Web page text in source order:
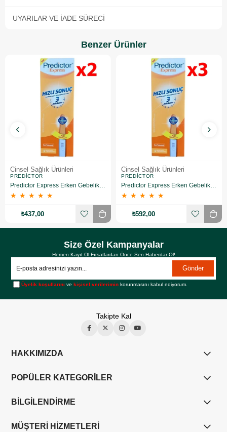
UYARILAR VE İADE SÜRECI
Benzer Ürünler
Cinsel Sağlık Ürünleri
PREDICTOR
★ ★ ★ ★ ★
₺437,00
Cinsel Sağlık Ürünleri
PREDICTOR
★ ★ ★ ★ ★
₺592,00
Size Özel Kampanyalar
Hemen Kayıt Ol Fırsatlardan Önce Sen Haberdar Ol!
Gönder
Üyelik koşullarını vekişisel verilerimin korunmasını kabul ediyorum.
Takipte Kal
HAKKIMIZDA
POPÜLER KATEGORİLER
BİLGİLENDİRME
MÜŞTERİ HİZMETLERİ